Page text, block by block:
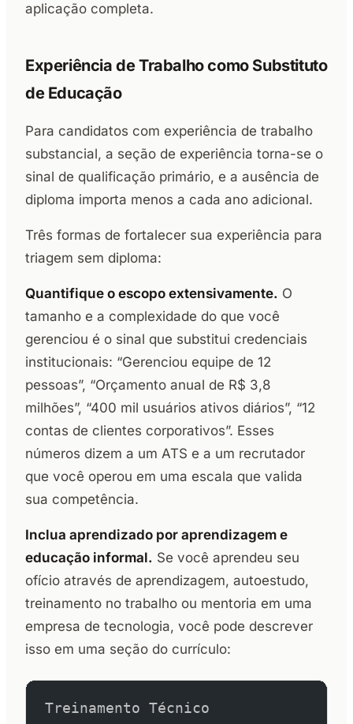
aplicação completa.
Experiência de Trabalho como Substituto
de Educação
Para candidatos com experiência de trabalho
substancial, a seção de experiência torna-se o
sinal de qualificação primário, e a ausência de
diploma importa menos a cada ano adicional.
Três formas de fortalecer sua experiência para
triagem sem diploma:
Quantifique o escopo extensivamente. O
tamanho e a complexidade do que você
gerenciou é o sinal que substitui credenciais
institucionais: “Gerenciou equipe de 12
pessoas”, “Orçamento anual de R$ 3,8
milhões”, “400 mil usuários ativos diários”, “12
contas de clientes corporativos”. Esses
números dizem a um ATS e a um recrutador
que você operou em uma escala que valida
sua competência.
Inclua aprendizado por aprendizagem e
educação informal. Se você aprendeu seu
ofício através de aprendizagem, autoestudo,
treinamento no trabalho ou mentoria em uma
empresa de tecnologia, você pode descrever
isso em uma seção do currículo:
Treinamento Técnico